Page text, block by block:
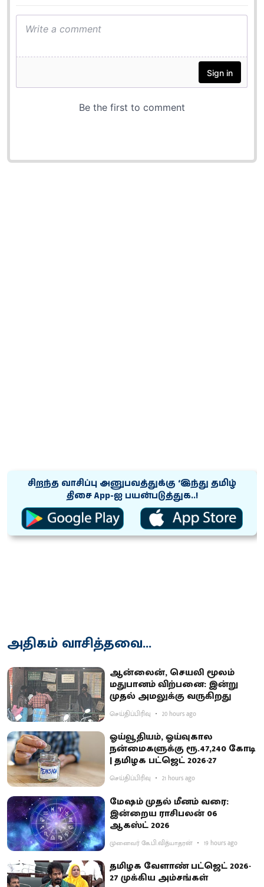
சிறந்த வாசிப்பு அனுபவத்துக்கு ‘இந்து தமிழ்
திசை App-ஐ பயன்படுத்துக..!
அதிகம் வாசித்தவை...
ஆன்லைன், செயலி மூலம்
மதுபானம் விற்பனை: இன்று
முதல் அமலுக்கு வருகிறது
செய்திப்பிரிவு 20 hours ago
ஓய்வூதியம், ஓய்வுகால
நன்மைகளுக்கு ரூ.47,240 கோடி
| தமிழக பட்ஜெட் 2026-27
செய்திப்பிரிவு 21 hours ago
மேஷம் முதல் மீனம் வரை:
இன்றைய ராசிபலன் 06
ஆகஸ்ட் 2026
முனைவர் கே.பி.வித்யாதரன் 19 hours ago
தமிழக வேளாண் பட்ஜெட் 2026-
27 முக்கிய அம்சங்கள்